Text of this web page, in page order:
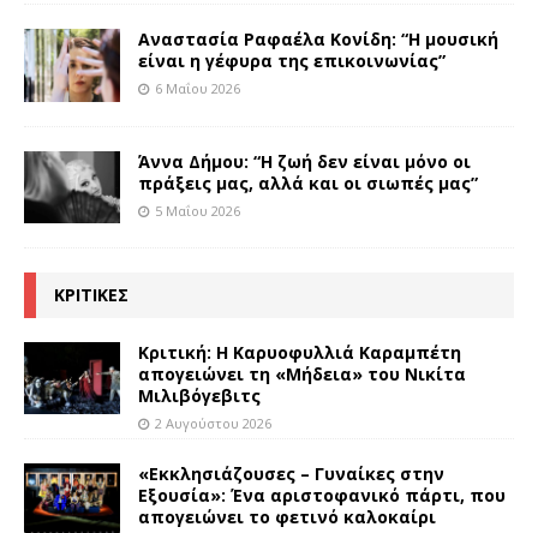
Αναστασία Ραφαέλα Κονίδη: “Η μουσική
είναι η γέφυρα της επικοινωνίας”
6 Μαΐου 2026
Άννα Δήμου: “Η ζωή δεν είναι μόνο οι
πράξεις μας, αλλά και οι σιωπές μας”
5 Μαΐου 2026
ΚΡΙΤΙΚΕΣ
Κριτική: Η Καρυοφυλλιά Καραμπέτη
απογειώνει τη «Μήδεια» του Νικίτα
Μιλιβόγεβιτς
2 Αυγούστου 2026
«Εκκλησιάζουσες – Γυναίκες στην
Εξουσία»: Ένα αριστοφανικό πάρτι, που
απογειώνει το φετινό καλοκαίρι